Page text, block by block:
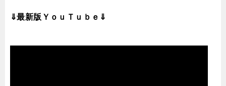
⇓最新版ＹｏｕＴｕｂｅ⇓